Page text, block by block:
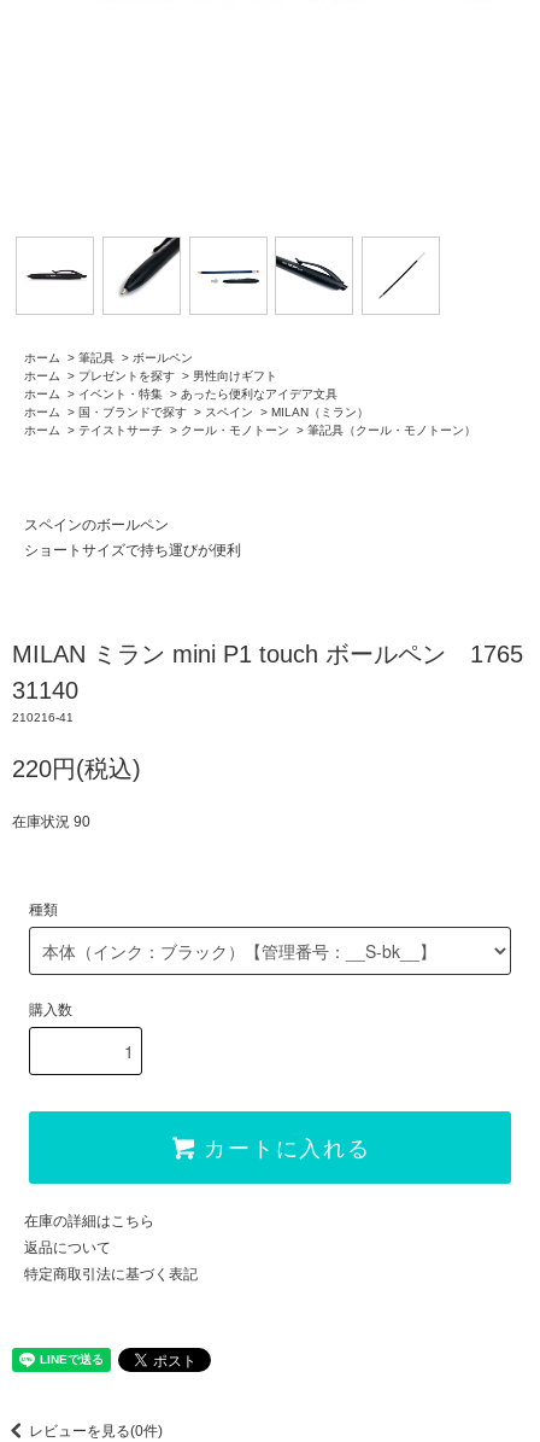
ホーム > 筆記具 > ボールペン
ホーム
> プレゼントを探す > 男性向けギフト
ホーム
> イベント・特集 > あったら便利なアイデア文具
ホーム
> 国・ブランドで探す > スペイン > MILAN（ミラン）
ホーム
> テイストサーチ > クール・モノトーン > 筆記具（クール・モノトーン）
スペインのボールペン
ショートサイズで持ち運びが便利
MILAN ミラン mini P1 touch ボールペン 1765
31140
210216-41
220円(税込)
在庫状況 90
種類
購入数
カートに入れる
在庫の詳細はこちら
返品について
特定商取引法に基づく表記
レビューを見る(0件)